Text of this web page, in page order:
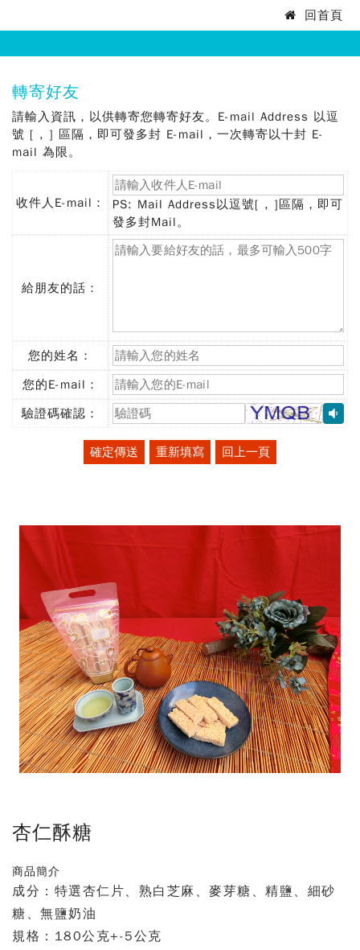
部
矯
正
高
獄
回首頁
:::
轉寄好友
請輸入資訊，以供轉寄您轉寄好友。E-mail Address 以逗
號 [ , ] 區隔，即可發多封 E-mail，一次轉寄以十封 E-
mail 為限。
收件人E-mail：
(必
PS: Mail Address以逗號[ , ]區隔，即可
發多封Mail。
給朋友的話：
您的姓名：
(必
填)
您的E-mail：
(必
填)
驗證碼確認：
(必
確定傳送
重新填寫 回上一頁
杏仁酥糖
商品簡介
成分：特選杏仁片、熟白芝麻、麥芽糖、精鹽、細砂
糖、無鹽奶油
規格：180公克+-5公克